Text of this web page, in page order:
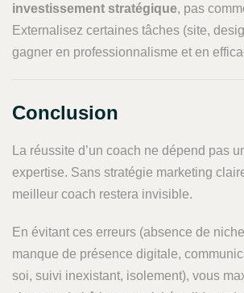
investissement stratégique, pas
Externalisez certaines tâches (site,
gagner en professionnalisme et en
Conclusion
La réussite d’un coach ne dépend pas
expertise. Sans stratégie marketing
meilleur coach restera invisible.
En évitant ces erreurs (absence de
manque de présence digitale,
soi, suivi inexistant, isolement), vous